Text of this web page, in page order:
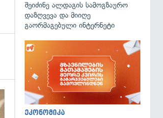
შეიძინე ალდაგის სამოგზაურო
დაზღვევა და მიიღე
გაორმაგებული ინტერნეტი
ეკონომიკა